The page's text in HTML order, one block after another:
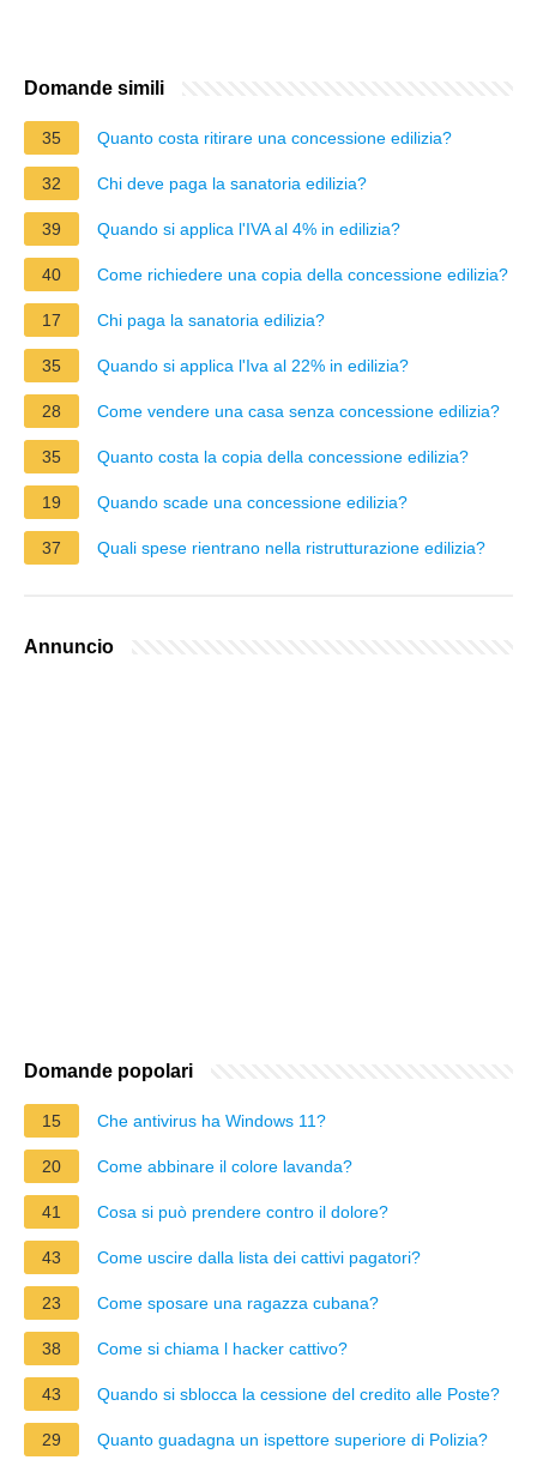
Domande simili
35 Quanto costa ritirare una concessione edilizia?
32 Chi deve paga la sanatoria edilizia?
39 Quando si applica l'IVA al 4% in edilizia?
40 Come richiedere una copia della concessione edilizia?
17 Chi paga la sanatoria edilizia?
35 Quando si applica l'Iva al 22% in edilizia?
28 Come vendere una casa senza concessione edilizia?
35 Quanto costa la copia della concessione edilizia?
19 Quando scade una concessione edilizia?
37 Quali spese rientrano nella ristrutturazione edilizia?
Annuncio
Domande popolari
15 Che antivirus ha Windows 11?
20 Come abbinare il colore lavanda?
41 Cosa si può prendere contro il dolore?
43 Come uscire dalla lista dei cattivi pagatori?
23 Come sposare una ragazza cubana?
38 Come si chiama l hacker cattivo?
43 Quando si sblocca la cessione del credito alle Poste?
29 Quanto guadagna un ispettore superiore di Polizia?